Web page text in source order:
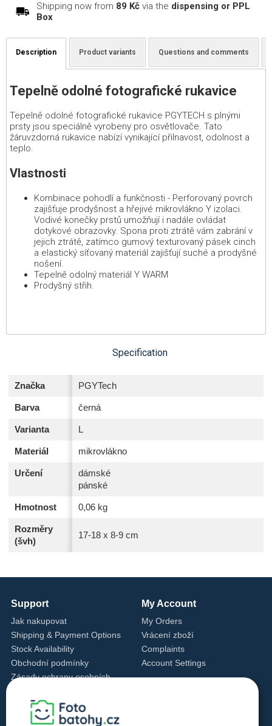
Shipping now from 89 Kč via the dispensing or PPL
Box
Description Product variants Questions and comments
Tepelně odolné fotografické rukavice
Tepelně odolné fotografické rukavice PGYTECH s plnými
prsty jsou speciálně vyrobeny pro osvětlovače. Tato
žáruvzdorná rukavice nabízí vynikající přilnavost, odolnost a
teplo.
Vlastnosti
Kombinace pohodlí a funkčnosti - Perforovaný povrch
zajišťuje prodyšnost a hřejivé mikrovlákno Y izolaci.
Vodivé konečky prstů umožňují i nadále ovládat
dotykové obrazovky. Spona proti ztrátě vám zabrání v
jejich ztrátě, zatímco gumový texturovaný pásek cinch
a elastický síťovaný materiál zajišťují suché a prodyšné
nošení.
Tepelně odolný materiál Y WARM
Prodyšný střih.
Specification
Značka PGYTech
Barva černá
Varianta L
Materiál mikrovlákno
Určení
dámské
pánské
Hmotnost 0,06 kg
Rozměry
(švh)
17-18 x 8-9 cm
Support
Jak nakupovat
Shipping & Payment Options
Stock Availability
Obchodní podmínky
Zásady ochrany osobních
Cookie Settings
Cookie Policy
My Account
My Orders
Vrácení zboží
Complaints
Account Settings